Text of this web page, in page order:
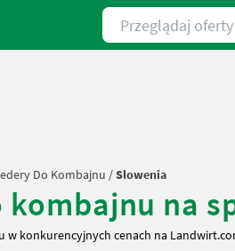
Przeglądaj oferty
Do Kombajnu /Slowenia
na
konkurencyjnych cenach na